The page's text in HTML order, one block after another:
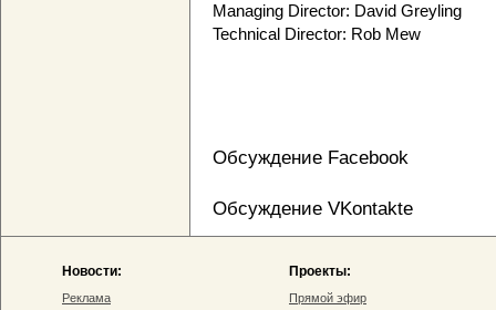
Managing Director: David Greyling
Technical Director: Rob Mew
Обсуждение Facebook
Обсуждение VKontakte
Новости:
Реклама
Проекты:
Прямой эфир